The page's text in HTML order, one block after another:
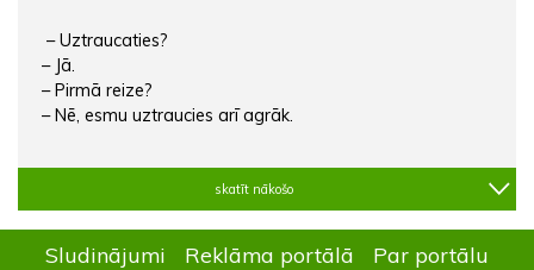
– Uztraucaties?
– Jā.
– Pirmā reize?
– Nē, esmu uztraucies arī agrāk.
skatīt nākošo
Sludinājumi Reklāma portālā Par portālu